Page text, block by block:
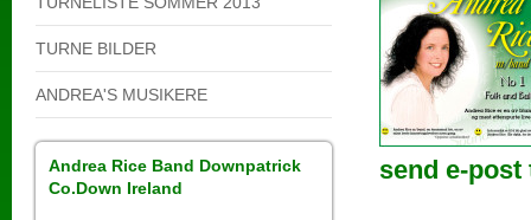
TURNE BILDER
ANDREA'S MUSIKERE
Andrea Rice Band Downpatrick
Co.Down Ireland
send e-post